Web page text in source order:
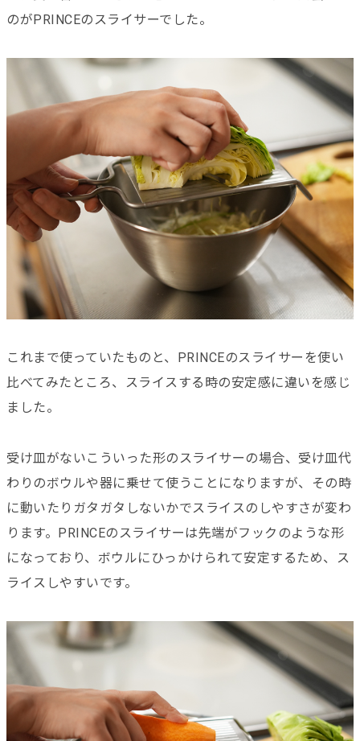
のがPRINCEのスライサーでした。
これまで使っていたものと、PRINCEのスライサーを使い
比べてみたところ、スライスする時の安定感に違いを感じ
ました。
受け皿がないこういった形のスライサーの場合、受け皿代
わりのボウルや器に乗せて使うことになりますが、その時
に動いたりガタガタしないかでスライスのしやすさが変わ
ります。PRINCEのスライサーは先端がフックのような形
になっており、ボウルにひっかけられて安定するため、ス
ライスしやすいです。